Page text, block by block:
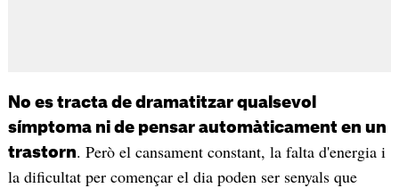
No es tracta de dramatitzar qualsevol
símptoma ni de pensar automàticament en un
trastorn. Però el cansament constant, la falta d'energia i
la dificultat per començar el dia poden ser senyals que